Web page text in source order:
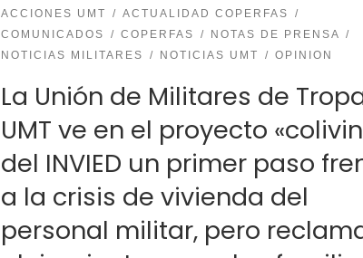
ACCIONES UMT
ACTUALIDAD COPERFAS
COMUNICADOS
COPERFAS
NOTAS DE PRENSA
NOTICIAS MILITARES
NOTICIAS UMT OPINION
La Unión de Militares de
UMT ve en el proyecto
del INVIED un primer paso
a la crisis de vivienda del
personal militar, pero